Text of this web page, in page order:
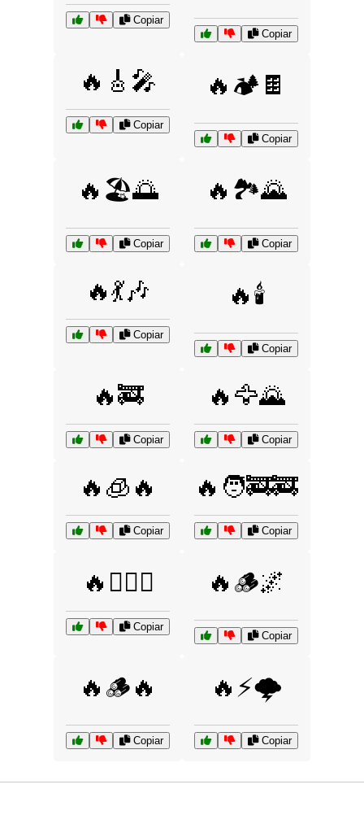
Copiar
Copiar
🔥🎸🎤
Copiar
🔥🏕️🍫
Copiar
🔥🏖️🌅
Copiar
🔥🏞️🌄
Copiar
🔥💃🎶
Copiar
🔥🕯️
Copiar
🔥🚒
Copiar
🔥🦅🌄
Copiar
🔥🧊🔥
Copiar
🔥🧑‍🚒🚒
Copiar
🔥🧙‍♂️✨
Copiar
🔥🪵🌌
Copiar
🔥🪵🔥
Copiar
🔥⚡🌩️
Copiar